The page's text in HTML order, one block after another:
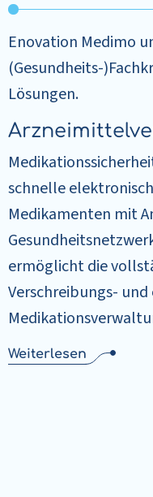
Enovation Medimo
(Gesundheits-
Lösungen.
schnelle
Medikamenten mit
ermöglicht die
Verschreibungs-
Weiterlesen